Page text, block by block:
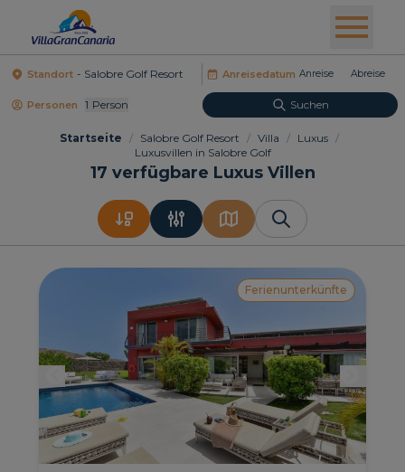
Standort Anreisedatum
Personen 1 Person Suchen
Startseite / Salobre Golf Resort / Villa / Luxus /
Luxusvillen in Salobre Golf
17 verfügbare Luxus Villen
Ferienunterkünfte